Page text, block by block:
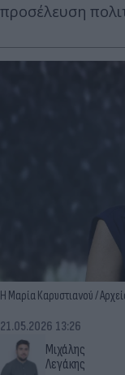
προσέλευση
Η Μαρία Καρυστιανού /
Μιχάλης
Λεγάκης
21.05.2026 13:26